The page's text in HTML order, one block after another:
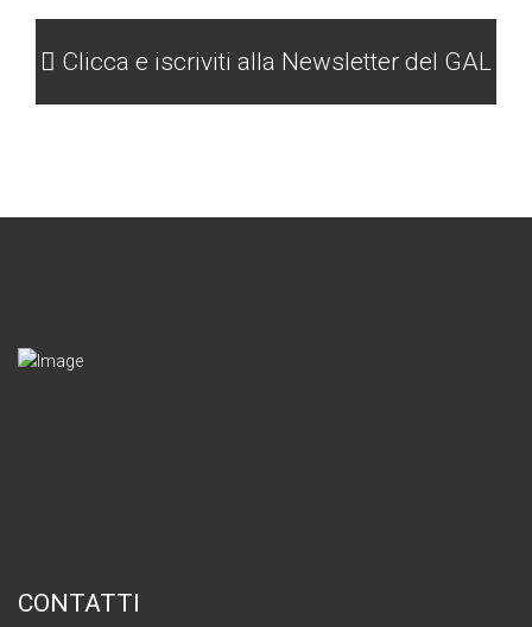
Clicca e iscriviti alla Newsletter del GAL
CONTATTI